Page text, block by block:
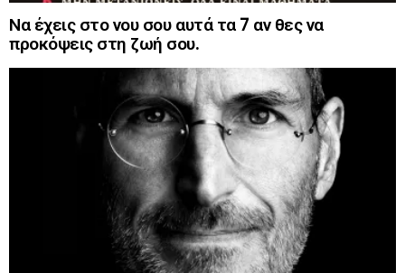
Να έχεις στο νου σου αυτά τα 7 αν θες να
προκόψεις στη ζωή σου.